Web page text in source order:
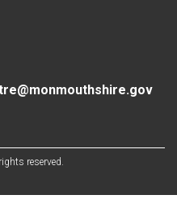
reserved.